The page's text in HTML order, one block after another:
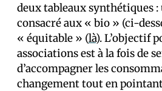
deux tableaux synthétiques
consacré aux « bio » (ci-
« équitable » (là). L’objectif
associations est à la fois de
d’accompagner les
changement tout en pointant